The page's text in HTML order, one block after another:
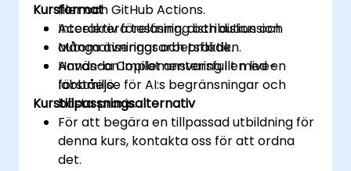
filer och GitHub Actions.
Accelerera testning, distribution och
automatiseringsarbetsflöden.
Använda Copilot ansvarsfullt med en
förståelse för AI:s begränsningar och
bästa praxis.
Kursformat
Interaktiv föreläsning och diskussion.
Många övningar och praktik.
Hands-on implementering i en live-
labbmiljö.
Kurstillpassningsalternativ
För att begära en tillpassad utbildning för
denna kurs, kontakta oss för att ordna
det.